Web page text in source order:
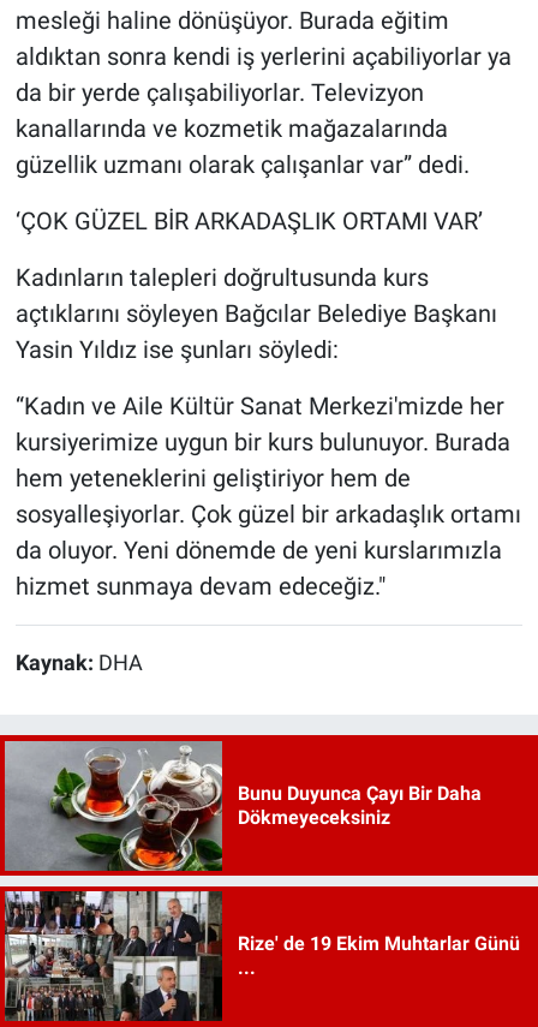
mesleği haline dönüşüyor. Burada eğitim
aldıktan sonra kendi iş yerlerini açabiliyorlar ya
da bir yerde çalışabiliyorlar. Televizyon
kanallarında ve kozmetik mağazalarında
güzellik uzmanı olarak çalışanlar var” dedi.
‘ÇOK GÜZEL BİR ARKADAŞLIK ORTAMI VAR’
Kadınların talepleri doğrultusunda kurs
açtıklarını söyleyen Bağcılar Belediye Başkanı
Yasin Yıldız ise şunları söyledi:
“Kadın ve Aile Kültür Sanat Merkezi'mizde her
kursiyerimize uygun bir kurs bulunuyor. Burada
hem yeteneklerini geliştiriyor hem de
sosyalleşiyorlar. Çok güzel bir arkadaşlık ortamı
da oluyor. Yeni dönemde de yeni kurslarımızla
hizmet sunmaya devam edeceğiz."
Kaynak: DHA
Bunu Duyunca Çayı Bir Daha
Dökmeyeceksiniz
Rize' de 19 Ekim Muhtarlar Günü
...